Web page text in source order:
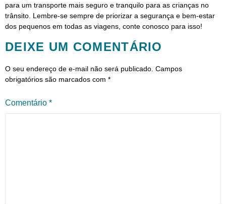
para um transporte mais seguro e tranquilo para as crianças no
trânsito. Lembre-se sempre de priorizar a segurança e bem-estar
dos pequenos em todas as viagens, conte conosco para isso!
DEIXE UM COMENTÁRIO
O seu endereço de e-mail não será publicado. Campos
obrigatórios são marcados com *
Comentário *